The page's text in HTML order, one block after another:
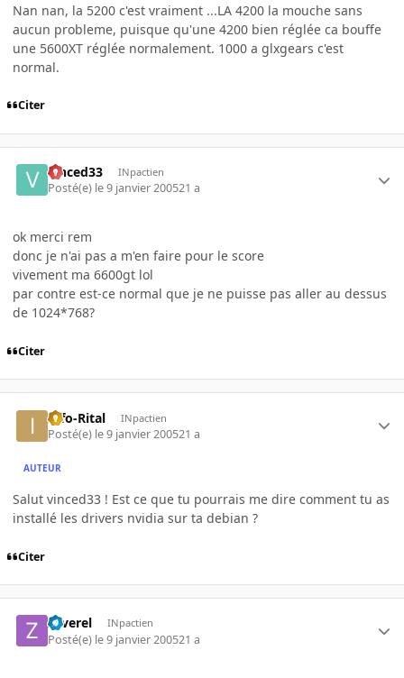
Nan nan, la 5200 c'est vraiment ...LA 4200 la mouche sans
aucun probleme, puisque qu'une 4200 bien réglée ca bouffe
une 5600XT réglée normalement. 1000 a glxgears c'est
normal.
Citer
vinced33 INpactien
Posté(e) le 9 janvier 200521 a
ok merci rem
donc je n'ai pas a m'en faire pour le score
vivement ma 6600gt lol
par contre est-ce normal que je ne puisse pas aller au dessus
de 1024*768?
Citer
Info-Rital INpactien
Posté(e) le 9 janvier 200521 a
AUTEUR
Salut vinced33 ! Est ce que tu pourrais me dire comment tu as
installé les drivers nvidia sur ta debian ?
Citer
zaverel INpactien
Posté(e) le 9 janvier 200521 a